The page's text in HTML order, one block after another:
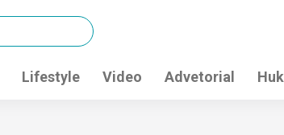
Lifestyle Video Advetorial